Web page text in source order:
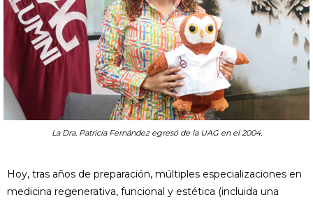
La Dra. Patricia Fernández egresó de la UAG en el 2004.
Hoy, tras años de preparación, múltiples especializaciones en
medicina regenerativa, funcional y estética (incluida una